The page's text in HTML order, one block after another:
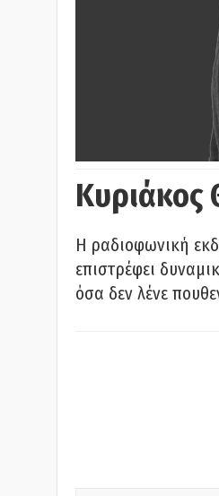
Κυριάκος
Η ραδιοφωνική
επιστρέφει
όσα δεν λένε